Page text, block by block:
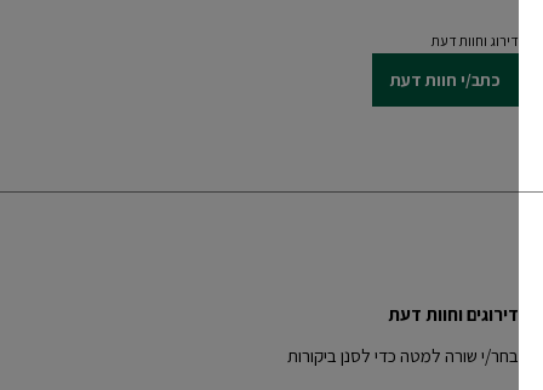
דירוג וחוות דעת
כתב/י חוות דעת
דירוגים וחוות דעת
בחר/י שורה למטה כדי לסנן ביקורות